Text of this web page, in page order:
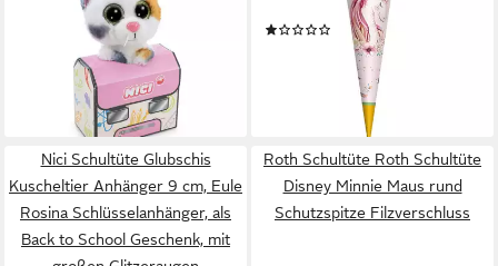
Katze Calli Malli
Schlüsselanhänger, als Back to
School Geschenk, mit großen
Glitzeraugen im Schulranzen
UVP16,95 €
lieferbar - in 2-3 Werktagen bei dir
mit Stoffverschluss, Spitze
(1)
lieferbar - in 2-3 Werktagen bei dir
Nici Schultüte Glubschis
Kuscheltier Anhänger 9 cm, Eule
Rosina Schlüsselanhänger, als
Back to School Geschenk, mit
Roth Schultüte Roth Schultüte
Disney Minnie Maus rund
Schutzspitze Filzverschluss